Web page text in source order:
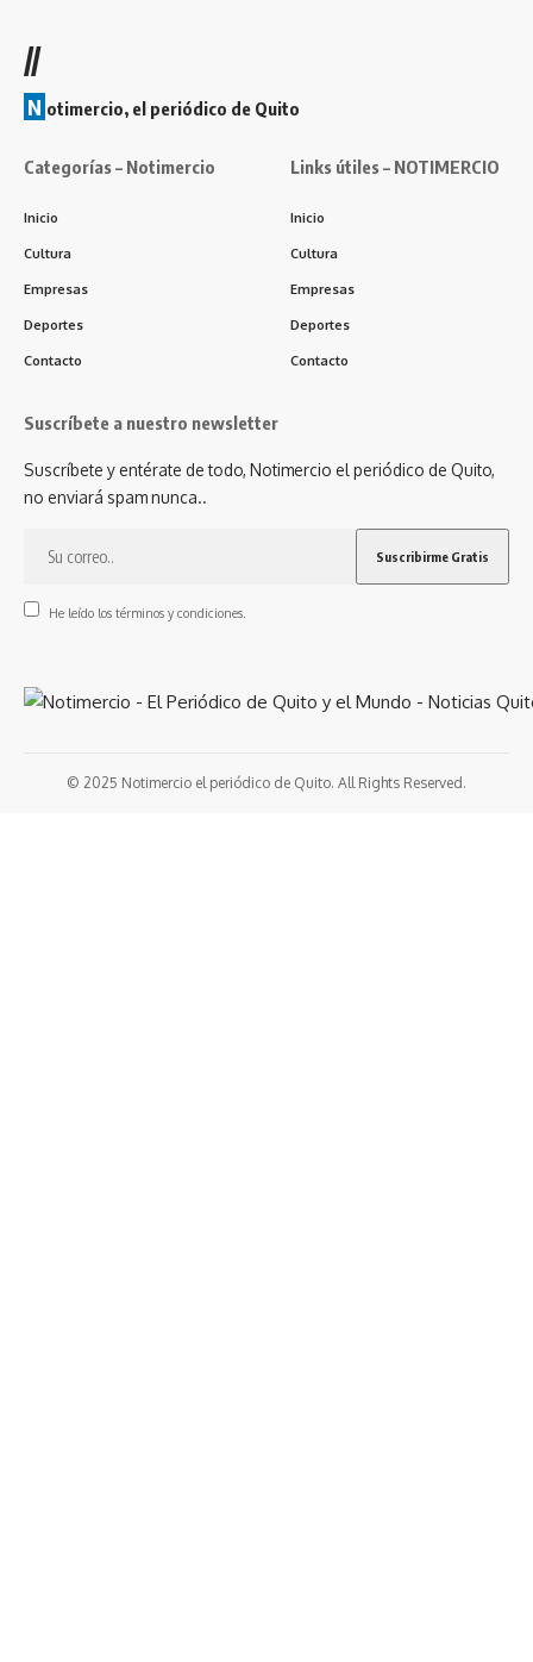
//
N otimercio, el periódico de Quito
Categorías – Notimercio
Inicio
Cultura
Empresas
Deportes
Contacto
Links útiles – NOTIMERCIO
Inicio
Cultura
Empresas
Deportes
Contacto
Suscríbete a nuestro newsletter
Suscríbete y entérate de todo, Notimercio el periódico de Quito,
no enviará spam nunca..
He leído los términos y condiciones.
© 2025 Notimercio el periódico de Quito. All Rights Reserved.